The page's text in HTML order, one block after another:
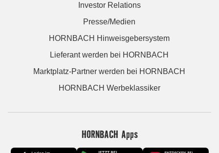
Investor Relations
Presse/Medien
HORNBACH Hinweisgebersystem
Lieferant werden bei HORNBACH
Marktplatz-Partner werden bei HORNBACH
HORNBACH Werbeklassiker
HORNBACH Apps